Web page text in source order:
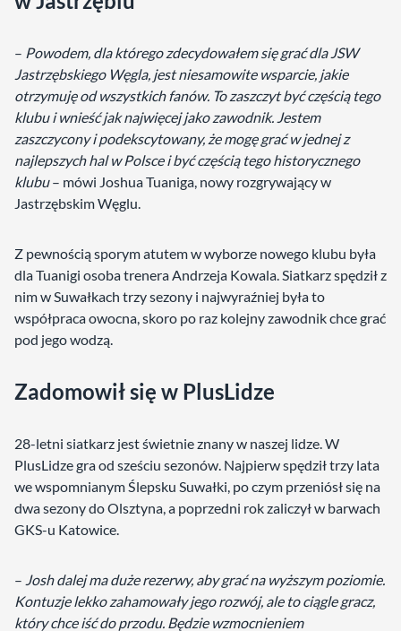
– Powodem, dla którego zdecydowałem się grać dla JSW
Jastrzębskiego Węgla, jest niesamowite wsparcie, jakie
otrzymuję od wszystkich fanów. To zaszczyt być częścią tego
klubu i wnieść jak najwięcej jako zawodnik. Jestem
zaszczycony i podekscytowany, że mogę grać w jednej z
najlepszych hal w Polsce i być częścią tego historycznego
klubu– mówi Joshua Tuaniga, nowy rozgrywający w
Jastrzębskim Węglu.
Z pewnością sporym atutem w wyborze nowego klubu była
dla Tuanigi osoba trenera Andrzeja Kowala. Siatkarz spędził z
nim w Suwałkach trzy sezony i najwyraźniej była to
współpraca owocna, skoro po raz kolejny zawodnik chce grać
pod jego wodzą.
Zadomowił się w PlusLidze
28-letni siatkarz jest świetnie znany w naszej lidze. W
PlusLidze gra od sześciu sezonów. Najpierw spędził trzy lata
we wspomnianym Ślepsku Suwałki, po czym przeniósł się na
dwa sezony do Olsztyna, a poprzedni rok zaliczył w barwach
GKS-u Katowice.
– Josh dalej ma duże rezerwy, aby grać na wyższym poziomie.
Kontuzje lekko zahamowały jego rozwój, ale to ciągle gracz,
który chce iść do przodu. Będzie wzmocnieniem